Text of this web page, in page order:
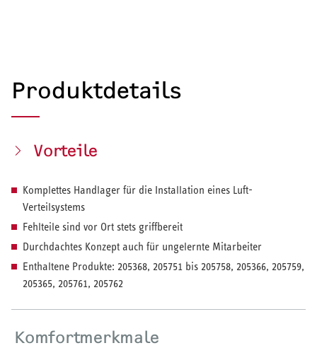
HEIZEN UND KÜHLEN
Wärmepumpe
Produktdetails
Vorteile
Komplettes Handlager für die Installation eines Luft-
Verteilsystems
Fehlteile sind vor Ort stets griffbereit
Durchdachtes Konzept auch für ungelernte Mitarbeiter
Enthaltene Produkte: 205368, 205751 bis 205758, 205366, 205759,
205365, 205761, 205762
Komfortmerkmale